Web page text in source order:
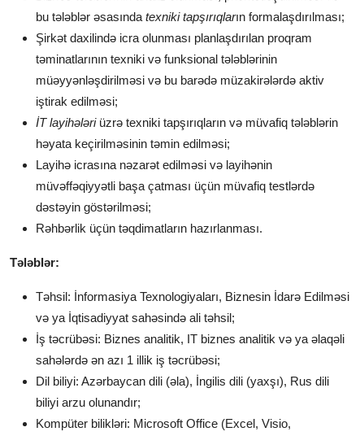
bu tələblər əsasında texniki tapşırıqların formalaşdırılması;
Şirkət daxilində icra olunması planlaşdırılan proqram
təminatlarının texniki və funksional tələblərinin
müəyyənləşdirilməsi və bu barədə müzakirələrdə aktiv
iştirak edilməsi;
İT layihələriüzrə texniki tapşırıqların və müvafiq tələblərin
həyata keçirilməsinin təmin edilməsi;
Layihə icrasına nəzarət edilməsi və layihənin
müvəffəqiyyətli başa çatması üçün müvafiq testlərdə
dəstəyin göstərilməsi;
Rəhbərlik üçün təqdimatların hazırlanması.
Tələblər:
Təhsil: İnformasiya Texnologiyaları, Biznesin İdarə Edilməsi
və ya İqtisadiyyat sahəsində ali təhsil;
İş təcrübəsi: Biznes analitik, IT biznes analitik və ya əlaqəli
sahələrdə ən azı 1 illik iş təcrübəsi;
Dil biliyi: Azərbaycan dili (əla), İngilis dili (yaxşı), Rus dili
biliyi arzu olunandır;
Kompüter bilikləri: Microsoft Office (Excel, Visio,